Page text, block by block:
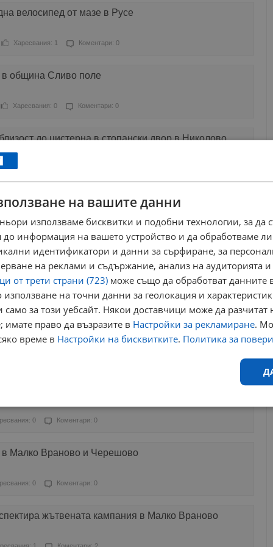
велосипед от мазе в Русе
Харесвания: 1 Коментари: 0
в община Сливо поле
Харесвания: 0 Коментари: 0
до цистерна в стопански двор в Николово
Харесвания: 0
царевица в Русенско
Харесвания: 2
зачеркват царевицата от сеитбооборота
Харесвания: 0 Коментари: 0
поле актуализира средищните училища
0 Коментари: 0
в Малко Враново и Черешово
0 Коментари: 0
жътвената кампания в Малко Враново
на вашите данни
използваме бисквитки и подобни технологии, за да
до информация на вашето устройство и да обработваме
идентификатори и данни за сърфиране, за
на реклами и съдържание, анализ на аудиторията
от трети страни (723) може също да обработват данните
на точни данни за геолокация и
за този уебсайт. Някои доставчици може да разчитат
имате право да възразите в Настройки за рекламиране.
време в Настройки на бисквитките. Политика за
Ефективност Таргетиране Функционалност